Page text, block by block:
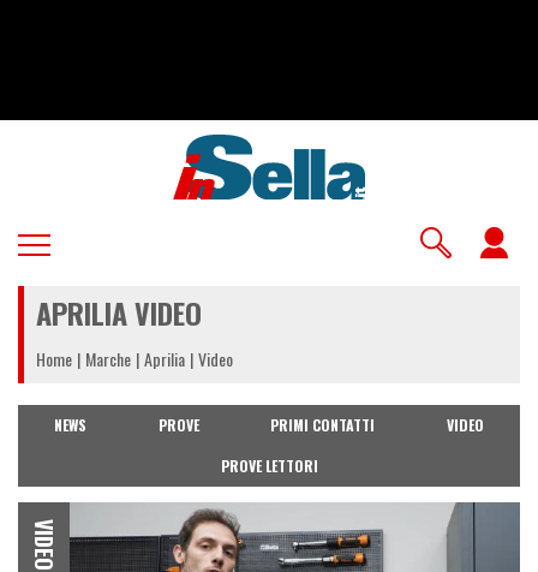
APRILIA VIDEO
Home Marche Aprilia Video
NEWS PROVE PRIMI CONTATTI
VIDEO
PROVE LETTORI
VIDEO